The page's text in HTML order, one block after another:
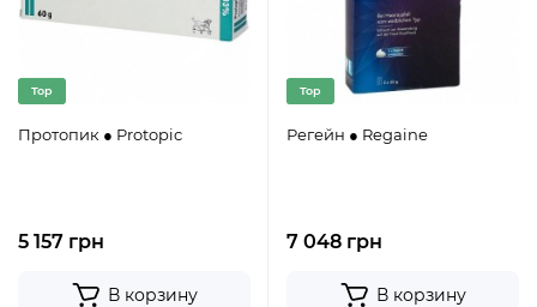
Top
Протопик ● Protopic
5 157 грн
В корзину
Top
Регейн ● Regaine
7 048 грн
В корзину